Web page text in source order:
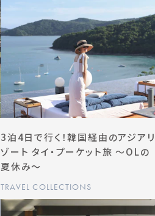
3泊4日で行く！韓国経由のアジアリ
ゾート タイ・プーケット旅 〜OLの
夏休み〜
TRAVEL COLLECTIONS